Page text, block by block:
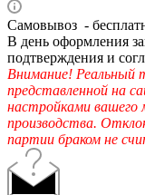
Самовывоз -
В день оформления
подтверждения и
Внимание!
представленной на
настройками
производства.
партии браком не